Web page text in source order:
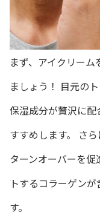
まず、アイクリー
ましょう！ 目元の
保湿成分が贅沢に
すすめします。 さ
ターンオーバーを
トするコラーゲン
す。